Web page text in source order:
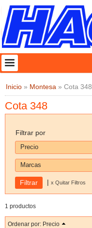
Inicio » Montesa » Cota 348
Cota 348
Filtrar por
Precio
Marcas
| x Quitar Filtros
1 productos
Ordenar por: Precio